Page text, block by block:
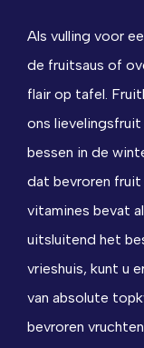
Als vulling voor
de fruitsaus of
flair op tafel.
ons lievelingsfruit
bessen in de
dat bevroren fruit
vitamines bevat
uitsluitend het
vrieshuis, kunt u
van absolute
bevroren